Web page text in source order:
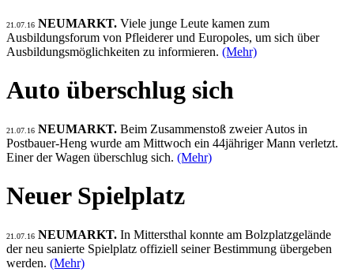
21.07.16 NEUMARKT. Viele junge Leute kamen zum
Ausbildungsforum von Pfleiderer und Europoles, um sich über
Ausbildungsmöglichkeiten zu informieren. (Mehr)
Auto überschlug sich
21.07.16 NEUMARKT. Beim Zusammenstoß zweier Autos in
Postbauer-Heng wurde am Mittwoch ein 44jähriger Mann verletzt.
Einer der Wagen überschlug sich. (Mehr)
Neuer Spielplatz
21.07.16 NEUMARKT. In Mittersthal konnte am Bolzplatzgelände
der neu sanierte Spielplatz offiziell seiner Bestimmung übergeben
werden. (Mehr)